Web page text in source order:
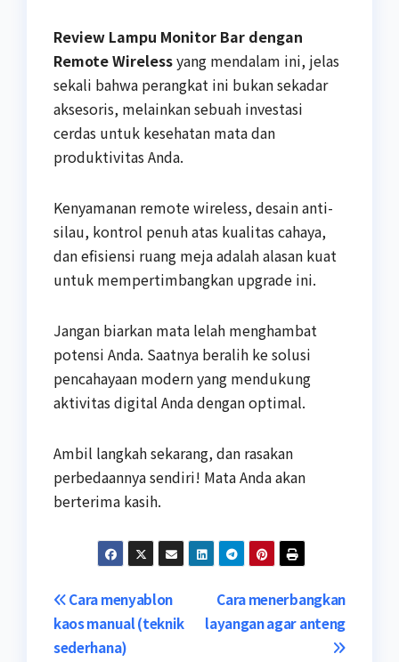
Review Lampu Monitor Bar dengan
Remote Wirelessyang mendalam ini, jelas
sekali bahwa perangkat ini bukan sekadar
aksesoris, melainkan sebuah investasi
cerdas untuk kesehatan mata dan
produktivitas Anda.
Kenyamanan remote wireless, desain anti-
silau, kontrol penuh atas kualitas cahaya,
dan efisiensi ruang meja adalah alasan kuat
untuk mempertimbangkan upgrade ini.
Jangan biarkan mata lelah menghambat
potensi Anda. Saatnya beralih ke solusi
pencahayaan modern yang mendukung
aktivitas digital Anda dengan optimal.
Ambil langkah sekarang, dan rasakan
perbedaannya sendiri! Mata Anda akan
berterima kasih.
Navigasi
pos
Cara menerbangkan
layangan agar anteng
Cara menyablon
kaos manual (teknik
sederhana)